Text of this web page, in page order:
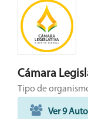
Cámara
Tipo de
Ver 9